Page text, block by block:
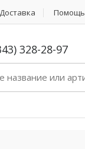
Доставка Помощь
328-28-97